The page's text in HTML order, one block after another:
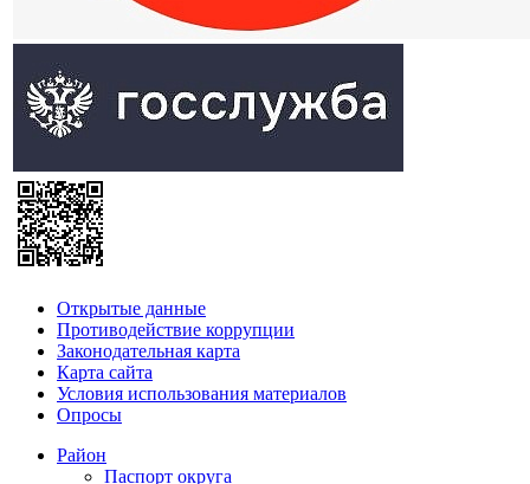
Открытые данные
Противодействие коррупции
Законодательная карта
Карта сайта
Условия использования материалов
Опросы
Район
Паспорт округа